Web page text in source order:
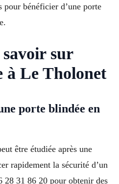
pour bénéficier d’une porte
sur
à Le Tholonet
porte blindée en
être étudiée après une
rapidement la sécurité d’un
28 31 86 20 pour obtenir des